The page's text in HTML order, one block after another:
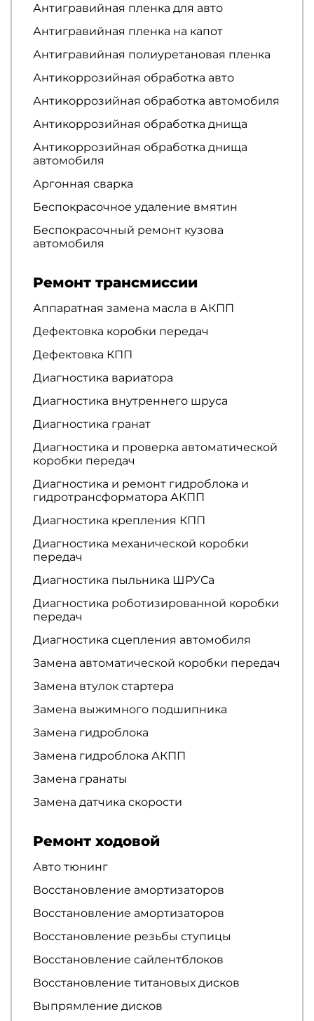
Антигравийная пленка для авто
Антигравийная пленка на капот
Антигравийная полиуретановая пленка
Антикоррозийная обработка авто
Антикоррозийная обработка автомобиля
Антикоррозийная обработка днища
Антикоррозийная обработка днища
автомобиля
Аргонная сварка
Беспокрасочное удаление вмятин
Беспокрасочный ремонт кузова
автомобиля
Ремонт трансмиссии
Аппаратная замена масла в АКПП
Дефектовка коробки передач
Дефектовка КПП
Диагностика вариатора
Диагностика внутреннего шруса
Диагностика гранат
Диагностика и проверка автоматической
коробки передач
Диагностика и ремонт гидроблока и
гидротрансформатора АКПП
Диагностика крепления КПП
Диагностика механической коробки
передач
Диагностика пыльника ШРУСа
Диагностика роботизированной коробки
передач
Диагностика сцепления автомобиля
Замена автоматической коробки передач
Замена втулок стартера
Замена выжимного подшипника
Замена гидроблока
Замена гидроблока АКПП
Замена гранаты
Замена датчика скорости
Ремонт ходовой
Авто тюнинг
Восстановление амортизаторов
Восстановление амортизаторов
Восстановление резьбы ступицы
Восстановление сайлентблоков
Восстановление титановых дисков
Выпрямление дисков